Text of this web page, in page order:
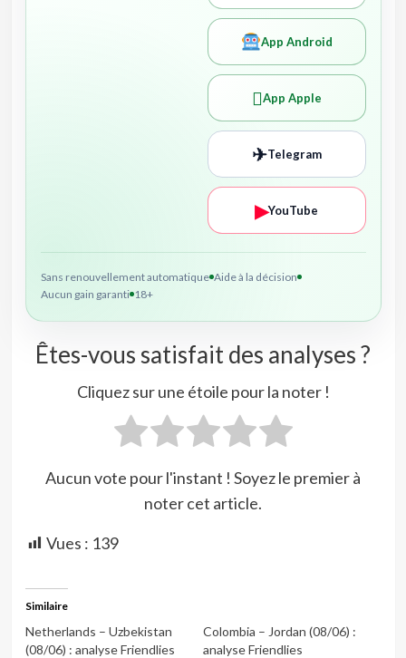
App Android
App Apple
✈Telegram
▶YouTube
Sans renouvellement automatique Aide à la décision
Aucun gain garanti 18+
Êtes-vous satisfait des analyses ?
Cliquez sur une étoile pour la noter !
Aucun vote pour l'instant ! Soyez le premier à
noter cet article.
Vues : 139
Similaire
Netherlands – Uzbekistan
(08/06) : analyse Friendlies
Colombia – Jordan (08/06) :
analyse Friendlies